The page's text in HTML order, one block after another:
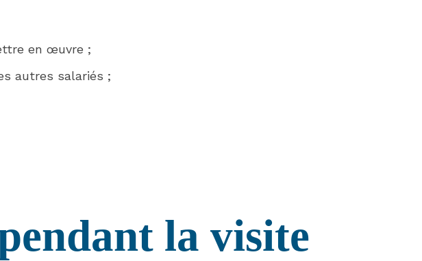
en œuvre ;
autres salariés ;
la visite